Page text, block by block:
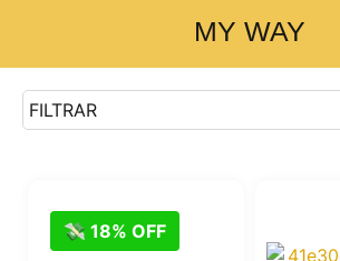
MY WAY
FILTRAR
💸 18% OFF